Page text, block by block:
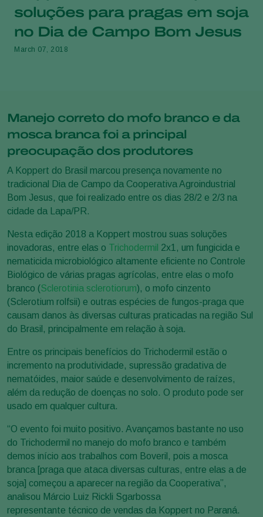
soluções para pragas em soja
no Dia de Campo Bom Jesus
March 07, 2018
Manejo correto do mofo branco e da
mosca branca foi a principal
preocupação dos produtores
A Koppert do Brasil marcou presença novamente no
tradicional Dia de Campo da Cooperativa Agroindustrial
Bom Jesus, que foi realizado entre os dias 28/2 e 2/3 na
cidade da Lapa/PR.
Nesta edição 2018 a Koppert mostrou suas soluções
inovadoras, entre elas o Trichodermil 2x1, um fungicida e
nematicida microbiológico altamente eficiente no Controle
Biológico de várias pragas agrícolas, entre elas o mofo
branco (Sclerotinia sclerotiorum), o mofo cinzento
(Sclerotium rolfsii) e outras espécies de fungos-praga que
causam danos às diversas culturas praticadas na região Sul
do Brasil, principalmente em relação à soja.
Entre os principais benefícios do Trichodermil estão o
incremento na produtividade, supressão gradativa de
nematóides, maior saúde e desenvolvimento de raízes,
além da redução de doenças no solo. O produto pode ser
usado em qualquer cultura.
“O evento foi muito positivo. Avançamos bastante no uso
do Trichodermil no manejo do mofo branco e também
demos início aos trabalhos com Boveril, pois a mosca
branca [praga que ataca diversas culturas, entre elas a de
soja] começou a aparecer na região da Cooperativa”,
analisou Márcio Luiz Rickli Sgarbossa
representante técnico de vendas da Koppert no Paraná.